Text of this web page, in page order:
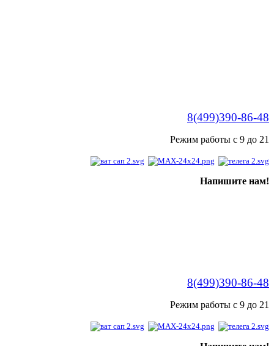
8(499)390-86-48
Режим работы с 9 до 21
Напишите нам!
8(499)390-86-48
Режим работы с 9 до 21